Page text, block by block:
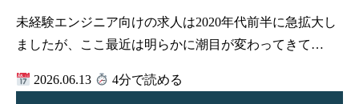
未経験エンジニア向けの求人は2020年代前半に急拡大し
ましたが、ここ最近は明らかに潮目が変わってきて…
2026.06.13 4分で読める